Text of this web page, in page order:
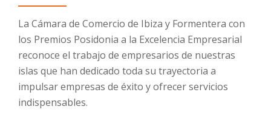
La Cámara de Comercio de Ibiza y Formentera con
los Premios Posidonia a la Excelencia Empresarial
reconoce el trabajo de empresarios de nuestras
islas que han dedicado toda su trayectoria a
impulsar empresas de éxito y ofrecer servicios
indispensables.